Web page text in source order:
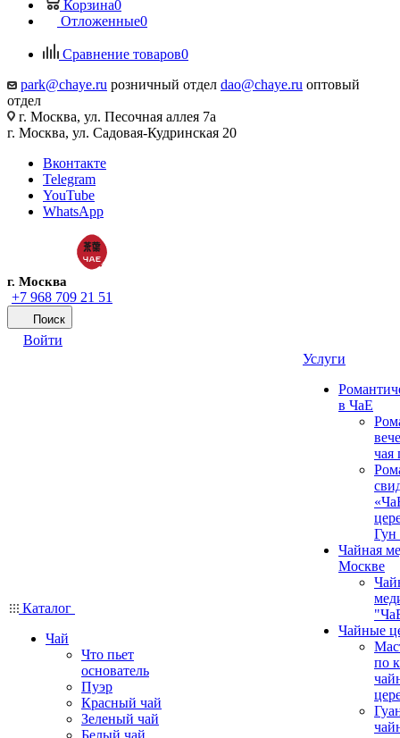
Корзина0
Отложенные0
Сравнение товаров0
park@chaye.ru розничный отдел dao@chaye.ru оптовый
отдел
г. Москва, ул. Песочная аллея 7а
г. Москва, ул. Садовая-Кудринская 20
Вконтакте
Telegram
YouTube
WhatsApp
г. Москва
+7 968 709 21 51
Поиск
Войти
Каталог
Чай
Что пьет
основатель
Пуэр
Красный чай
Зеленый чай
Белый чай
Услуги
в ЧаЕ
Чайная
Москве
Чайные
по